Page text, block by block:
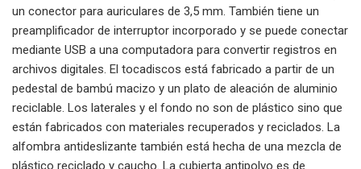
un conector para auriculares de 3,5 mm. También tiene un
preamplificador de interruptor incorporado y se puede conectar
mediante USB a una computadora para convertir registros en
archivos digitales. El tocadiscos está fabricado a partir de un
pedestal de bambú macizo y un plato de aleación de aluminio
reciclable. Los laterales y el fondo no son de plástico sino que
están fabricados con materiales recuperados y reciclados. La
alfombra antideslizante también está hecha de una mezcla de
plástico reciclado y caucho. La cubierta antipolvo es de